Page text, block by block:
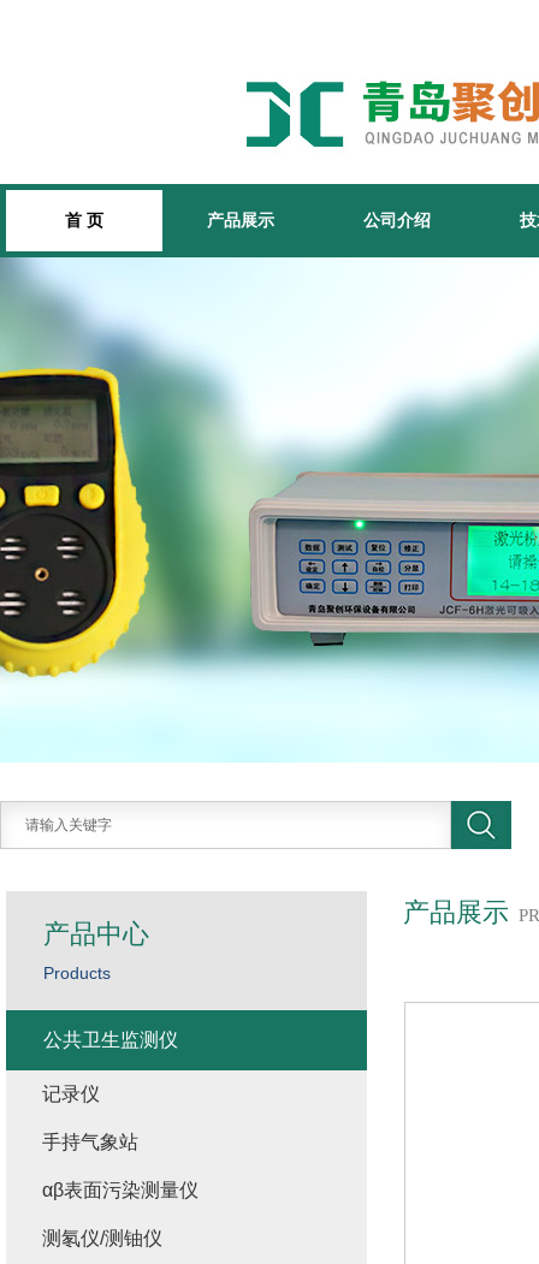
首 页 产品展示 公司介绍
产品展示
产品中心
Products
公共卫生监测仪
记录仪
手持气象站
αβ表面污染测量仪
测氡仪/测铀仪